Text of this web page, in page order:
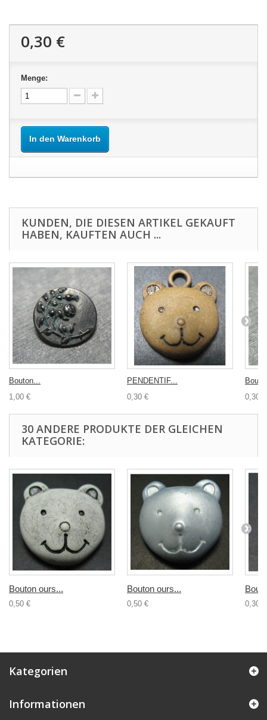
0,30 €
Menge:
In den Warenkorb
KUNDEN, DIE DIESEN ARTIKEL GEKAUFT
HABEN, KAUFTEN AUCH ...
Bouton...
1,00 €
PENDENTIF...
0,30 €
0,30 €
30 ANDERE PRODUKTE DER GLEICHEN
KATEGORIE:
Bouton ours...
0,50 €
Bouton ours...
0,50 € 0,30 €
Kategorien
Informationen